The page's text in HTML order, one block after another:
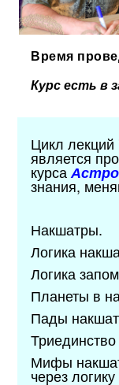
Время
Курс есть в
Цикл
является
курса
знания,
Накшатры.
Логика
Логика
Планеты в
Пады
Мифы
через